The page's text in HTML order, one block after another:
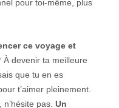
pour toi-même, plus
ce voyage et
À devenir ta meilleure
que tu en es
t’aimer pleinement.
pas. Un